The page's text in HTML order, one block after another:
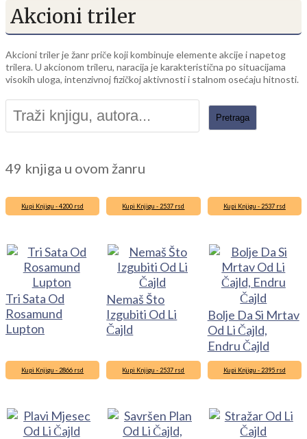
Akcioni triler
Akcioni triler je žanr priče koji kombinuje elemente akcije i napetog
trilera. U akcionom trileru, naracija je karakteristična po situacijama
visokih uloga, intenzivnoj fizičkoj aktivnosti i stalnom osećaju hitnosti.
49 knjiga u ovom žanru
Kupi Knjigu - 4200 rsd
Tri Sata Od
Rosamund
Lupton
Kupi Knjigu - 2537 rsd
Nemaš Što
Izgubiti Od Li
Čajld
Kupi Knjigu - 2537 rsd
Bolje Da Si Mrtav
Od Li Čajld,
Endru Čajld
Kupi Knjigu - 2866 rsd Kupi Knjigu - 2537 rsd Kupi Knjigu - 2395 rsd